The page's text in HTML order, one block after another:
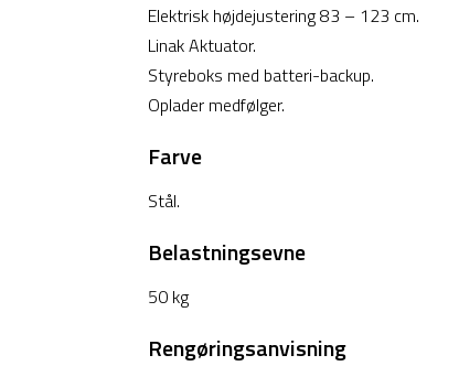
Elektrisk højdejustering 83 – 123 cm.
Linak Aktuator.
Styreboks med batteri-backup.
Oplader medfølger.
Farve
Stål.
Belastningsevne
50 kg
Rengøringsanvisning